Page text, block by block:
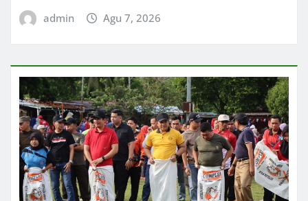
admin Agu 7, 2026